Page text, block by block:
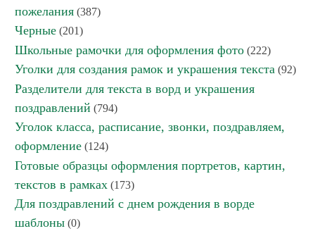
пожелания (387)
Черные (201)
Школьные рамочки для оформления фото (222)
Уголки для создания рамок и украшения текста (92)
Разделители для текста в ворд и украшения
поздравлений (794)
Уголок класса, расписание, звонки, поздравляем,
оформление (124)
Готовые образцы оформления портретов, картин,
текстов в рамках (173)
Для поздравлений с днем рождения в ворде
шаблоны (0)